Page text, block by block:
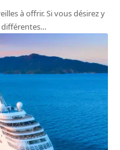
à offrir. Si vous désirez y
différentes…